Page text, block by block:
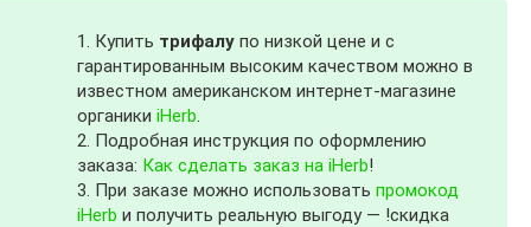
1. Купить трифалу по низкой цене и с
гарантированным высоким качеством можно в
известном американском интернет-магазине
органики iHerb.
2. Подробная инструкция по оформлению
заказа: Как сделать заказ на iHerb!
3. При заказе можно использовать промокод
iHerb и получить реальную выгоду — !скидка